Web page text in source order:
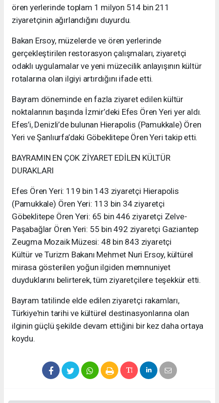
ören yerlerinde toplam 1 milyon 514 bin 211
ziyaretçinin ağırlandığını duyurdu.
Bakan Ersoy, müzelerde ve ören yerlerinde
gerçekleştirilen restorasyon çalışmaları, ziyaretçi
odaklı uygulamalar ve yeni müzecilik anlayışının kültür
rotalarına olan ilgiyi artırdığını ifade etti.
Bayram döneminde en fazla ziyaret edilen kültür
noktalarının başında İzmir’deki Efes Ören Yeri yer aldı.
Efes’i, Denizli’de bulunan Hierapolis (Pamukkale) Ören
Yeri ve Şanlıurfa’daki Göbeklitepe Ören Yeri takip etti.
BAYRAMIN EN ÇOK ZİYARET EDİLEN KÜLTÜR
DURAKLARI
Efes Ören Yeri: 119 bin 143 ziyaretçi Hierapolis
(Pamukkale) Ören Yeri: 113 bin 34 ziyaretçi
Göbeklitepe Ören Yeri: 65 bin 446 ziyaretçi Zelve-
Paşabağlar Ören Yeri: 55 bin 492 ziyaretçi Gaziantep
Zeugma Mozaik Müzesi: 48 bin 843 ziyaretçi
Kültür ve Turizm Bakanı Mehmet Nuri Ersoy, kültürel
mirasa gösterilen yoğun ilgiden memnuniyet
duyduklarını belirterek, tüm ziyaretçilere teşekkür etti.
Bayram tatilinde elde edilen ziyaretçi rakamları,
Türkiye'nin tarihi ve kültürel destinasyonlarına olan
ilginin güçlü şekilde devam ettiğini bir kez daha ortaya
koydu.